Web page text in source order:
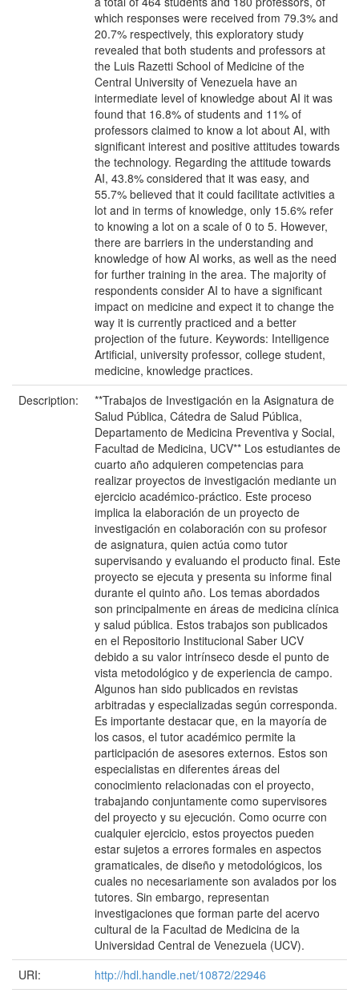
which responses were received from 79.3% and
20.7% respectively, this exploratory study
revealed that both students and professors at
the Luis Razetti School of Medicine of the
Central University of Venezuela have an
intermediate level of knowledge about AI it was
found that 16.8% of students and 11% of
professors claimed to know a lot about AI, with
significant interest and positive attitudes towards
the technology. Regarding the attitude towards
AI, 43.8% considered that it was easy, and
55.7% believed that it could facilitate activities a
lot and in terms of knowledge, only 15.6% refer
to knowing a lot on a scale of 0 to 5. However,
there are barriers in the understanding and
knowledge of how AI works, as well as the need
for further training in the area. The majority of
respondents consider AI to have a significant
impact on medicine and expect it to change the
way it is currently practiced and a better
projection of the future. Keywords: Intelligence
Artificial, university professor, college student,
medicine, knowledge practices.
Description:
**Trabajos de Investigación en la Asignatura de
Salud Pública, Cátedra de Salud Pública,
Departamento de Medicina Preventiva y Social,
Facultad de Medicina, UCV** Los estudiantes de
cuarto año adquieren competencias para
realizar proyectos de investigación mediante un
ejercicio académico-práctico. Este proceso
implica la elaboración de un proyecto de
investigación en colaboración con su profesor
de asignatura, quien actúa como tutor
supervisando y evaluando el producto final. Este
proyecto se ejecuta y presenta su informe final
durante el quinto año. Los temas abordados
son principalmente en áreas de medicina clínica
y salud pública. Estos trabajos son publicados
en el Repositorio Institucional Saber UCV
debido a su valor intrínseco desde el punto de
vista metodológico y de experiencia de campo.
Algunos han sido publicados en revistas
arbitradas y especializadas según corresponda.
Es importante destacar que, en la mayoría de
los casos, el tutor académico permite la
participación de asesores externos. Estos son
especialistas en diferentes áreas del
conocimiento relacionadas con el proyecto,
trabajando conjuntamente como supervisores
del proyecto y su ejecución. Como ocurre con
cualquier ejercicio, estos proyectos pueden
estar sujetos a errores formales en aspectos
gramaticales, de diseño y metodológicos, los
cuales no necesariamente son avalados por los
tutores. Sin embargo, representan
investigaciones que forman parte del acervo
cultural de la Facultad de Medicina de la
Universidad Central de Venezuela (UCV).
URI:
http://hdl.handle.net/10872/22946